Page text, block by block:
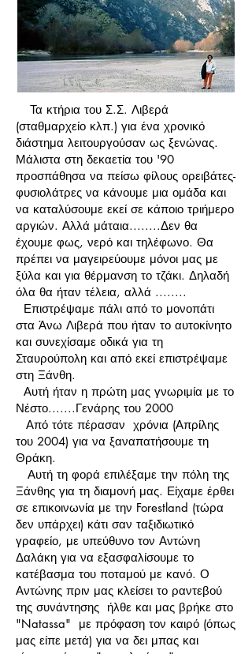
Τα κτήρια του Σ.Σ. Λιβερά
(σταθμαρχείο κλπ.) για ένα χρονικό
διάστημα λειτουργούσαν ως ξενώνας.
Μάλιστα στη δεκαετία του '90
προσπάθησα να πείσω φίλους ορειβάτες-
φυσιολάτρες να κάνουμε μια ομάδα και
να καταλύσουμε εκεί σε κάποιο τριήμερο
αργιών. Αλλά μάταια........Δεν θα
έχουμε φως, νερό και τηλέφωνο. Θα
πρέπει να μαγειρεύουμε μόνοι μας με
ξύλα και για θέρμανση το τζάκι. Δηλαδή
όλα θα ήταν τέλεια, αλλά ........
Επιστρέψαμε πάλι από το μονοπάτι
στα Άνω Λιβερά που ήταν το αυτοκίνητο
και συνεχίσαμε οδικά για τη
Σταυρούπολη και από εκεί επιστρέψαμε
στη Ξάνθη.
Αυτή ήταν η πρώτη μας γνωριμία με το
Νέστο.......Γενάρης του 2000
Από τότε πέρασαν χρόνια (Απρίλης
του 2004) για να ξαναπατήσουμε τη
Θράκη.
Αυτή τη φορά επιλέξαμε την πόλη της
Ξάνθης για τη διαμονή μας. Είχαμε έρθει
σε επικοινωνία με την Forestland (τώρα
δεν υπάρχει) κάτι σαν ταξιδιωτικό
γραφείο, με υπεύθυνο τον Αντώνη
Δαλάκη για να εξασφαλίσουμε το
κατέβασμα του ποταμού με κανό. Ο
Αντώνης πριν μας κλείσει το ραντεβού
της συνάντησης ήλθε και μας βρήκε στο
"Natassa" με πρόφαση τον καιρό (όπως
μας είπε μετά) για να δει μπας και